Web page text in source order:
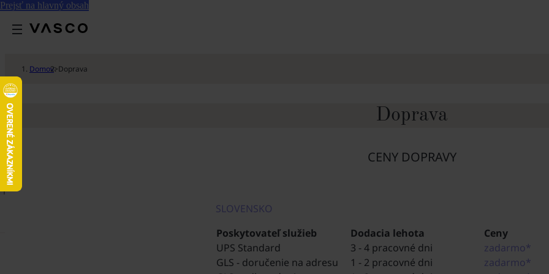
Prejsť na hlavný obsah
Domov>Doprava
Doprava
CENY DOPRAVY
SLOVENSKO
Poskytovateľ služieb
Dodacia lehota
Ceny
UPS Standard
3 - 4 pracovné dni
zadarmo*
GLS - doručenie na adresu
1 - 2 pracovné dni
zadarmo*